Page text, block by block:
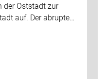
der Oststadt zur
auf. Der abrupte…